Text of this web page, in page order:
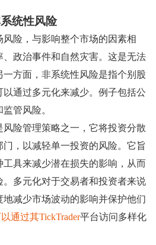
统性风险
险，与影响整个市场的因素相
政治事件和自然灾害。这是无法
方面，非系统性风险是指个别股
通过多元化来减少。例子包括公
管风险。
险管理策略之一，它将投资分散
，以减轻单一投资的风险。它旨
具来减少潜在损失的影响，从而
。多元化对于交易者和投资者来说
减少市场波动的影响并保护他们
通过其TickTrader平台访问多样化